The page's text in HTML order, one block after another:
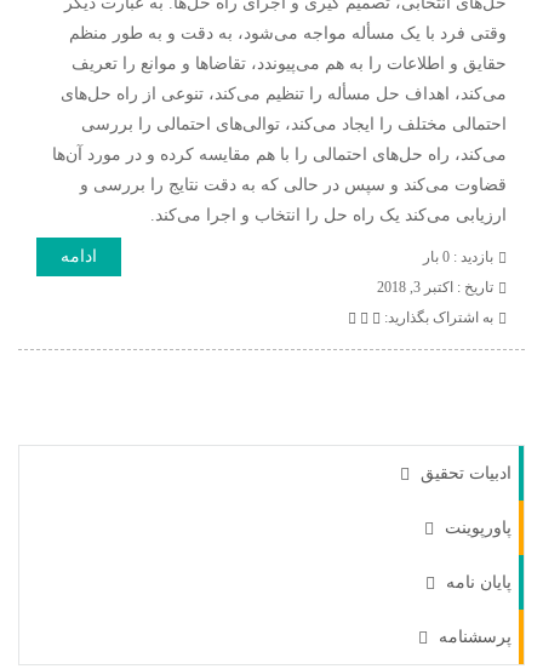
وقتی فرد با یک مسأله مواجه می‌شود، به دقت و به طور منظم
حقایق و اطلاعات را به هم می‌پیوندد، تقاضاها و موانع را تعریف
می‌کند، اهداف حل مسأله را تنظیم می‌کند، تنوعی از راه حل‌های
احتمالی مختلف را ایجاد می‌کند، توالی‌های احتمالی را بررسی
می‌کند، راه حل‌های احتمالی را با هم مقایسه کرده و در مورد آن‌ها
قضاوت می‌کند و سپس در حالی که به دقت نتایج را بررسی و
ارزیابی می‌کند یک راه حل را انتخاب و اجرا می‌کند.
بازدید : 0 بار
تاريخ : اکتبر 3, 2018
به اشتراک بگذارید:
ادامه
ادبیات تحقیق
پاورپوینت
پایان نامه
پرسشنامه